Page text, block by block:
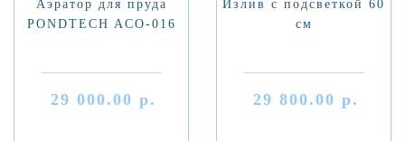
Аэратор для пруда
PONDTECH ACO-016
29 000.00 р.
Излив с подсветкой 60
см
29 800.00 р.